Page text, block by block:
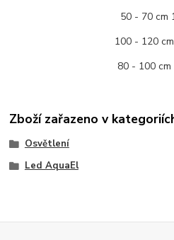
50 - 70 cm
100 - 120
80 - 100
Zboží zařazeno v
Osvětlení
Led AquaEl